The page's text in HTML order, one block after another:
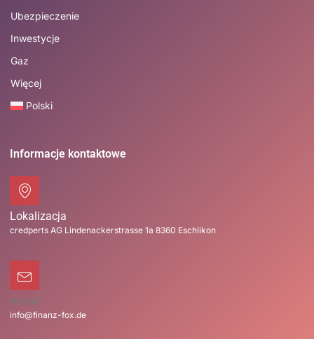
Ubezpieczenie
Inwestycje
Gaz
Więcej
Polski
Informacje kontaktowe
Lokalizacja
credperts AG Lindenackerstrasse 1a 8360 Eschlikon
e-mail
info@finanz-fox.de